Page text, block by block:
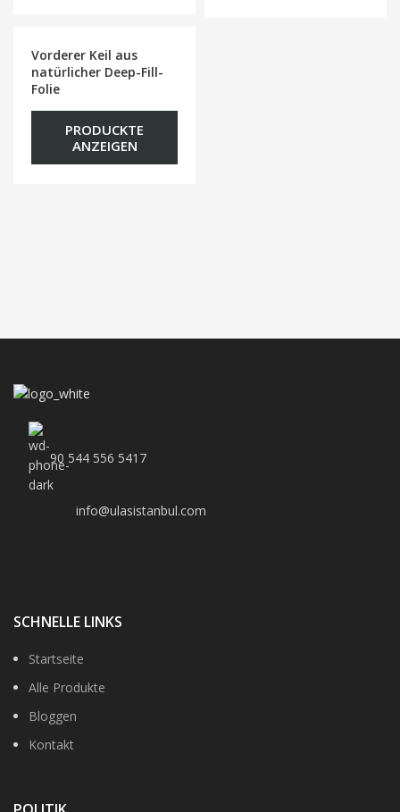
Vorderer Keil aus
natürlicher Deep-Fill-
Folie
PRODUCKTE
ANZEIGEN
90 544 556 5417
info@ulasistanbul.com
SCHNELLE LINKS
Startseite
Alle Produkte
Bloggen
Kontakt